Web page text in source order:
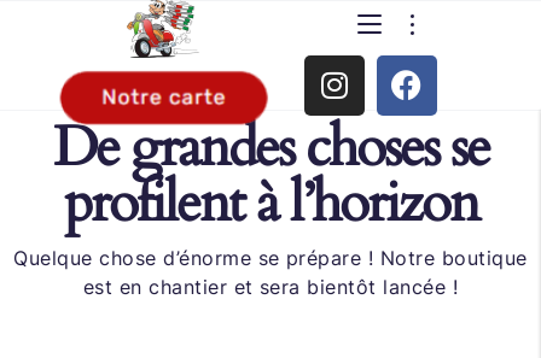
De grandes choses se
profilent à l’horizon
Quelque chose d’énorme se prépare ! Notre boutique
est en chantier et sera bientôt lancée !